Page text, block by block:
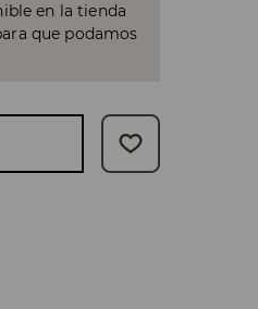
en la tienda
que podamos